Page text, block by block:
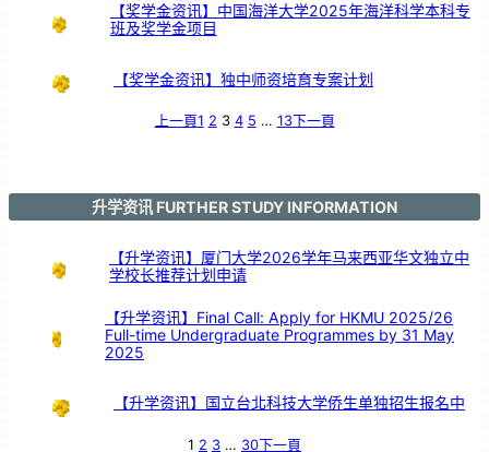
【奖学金资讯】中国海洋大学2025年海洋科学本科专
班及奖学金项目
【奖学金资讯】独中师资培育专案计划
上一頁1 2 3 4 5 … 13下一頁
升学资讯 FURTHER STUDY INFORMATION
【升学资讯】厦门大学2026学年马来西亚华文独立中
学校长推荐计划申请
【升学资讯】Final Call: Apply for HKMU 2025/26
Full-time Undergraduate Programmes by 31 May
2025
【升学资讯】国立台北科技大学侨生单独招生报名中
1 2 3 … 30下一頁